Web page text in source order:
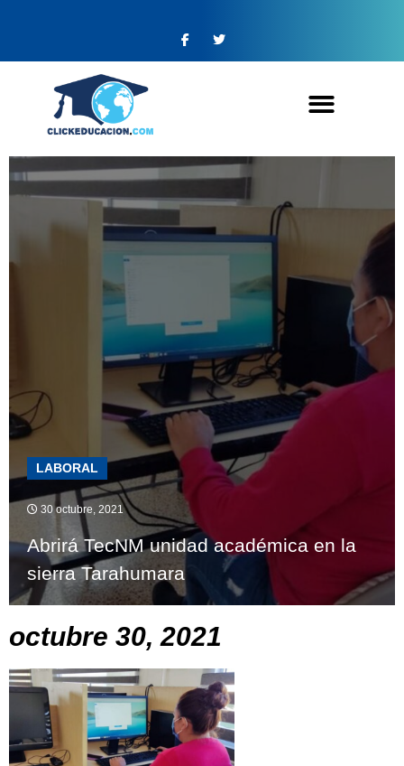
LABORAL
30 octubre, 2021
Abrirá TecNM unidad académica en la
sierra Tarahumara
octubre 30, 2021